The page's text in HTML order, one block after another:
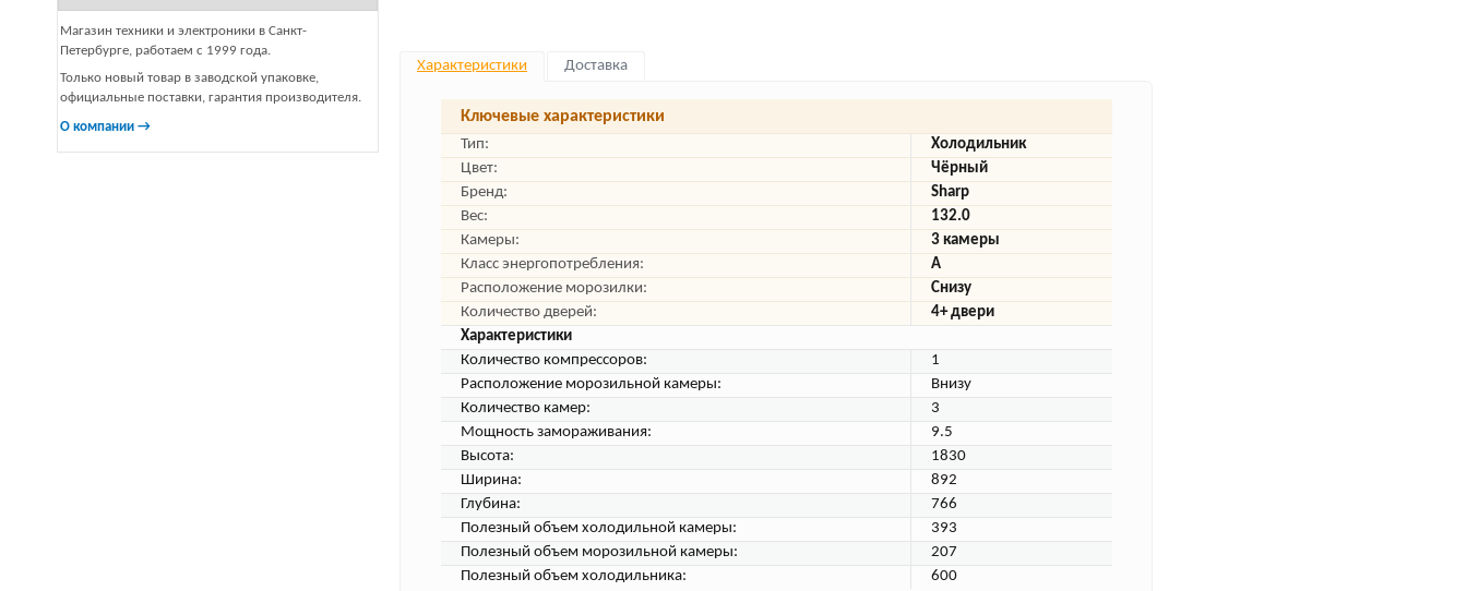
Магазин техники и электроники в Санкт-
Петербурге, работаем с 1999 года.
Только новый товар в заводской упаковке,
официальные поставки, гарантия производителя.
О компании →
Характеристики Доставка
Ключевые характеристики
Тип:
Холодильник
Цвет:
Чёрный
Бренд:
Sharp
Вес:
132.0
Камеры:
3 камеры
Класс энергопотребления:
A
Расположение морозилки:
Снизу
Количество дверей:
4+ двери
Характеристики
Количество компрессоров:
1
Расположение морозильной камеры:
Внизу
Количество камер:
3
Мощность замораживания:
9.5
Высота:
1830
Ширина:
892
Глубина:
766
Полезный объем холодильной камеры:
393
Полезный объем морозильной камеры:
207
Полезный объем холодильника:
600